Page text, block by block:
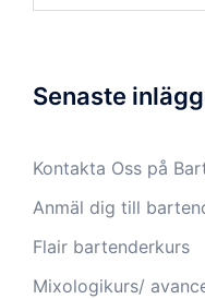
Senaste
Kontakta Oss på
Anmäl dig till
Flair bartenderkurs
Mixologikurs/